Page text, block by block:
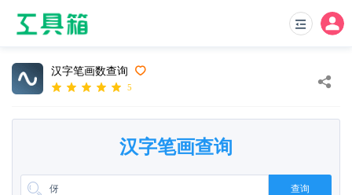
汉字笔画数查询
5
汉字笔画查询
查询